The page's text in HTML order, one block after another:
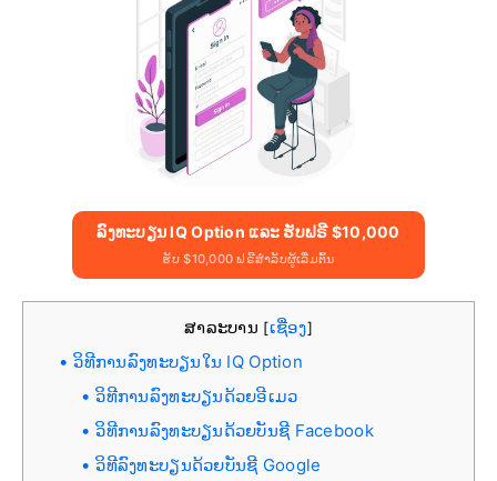
ລົງທະບຽນ IQ Option ແລະ ຮັບຟຣີ $10,000
ຮັບ $10,000 ຟຣີສຳລັບຜູ້ເລີ່ມຕົ້ນ
ສາລະບານ [ເຊື່ອງ]
ວິທີການລົງທະບຽນໃນ IQ Option
ວິທີການລົງທະບຽນດ້ວຍອີເມວ
ວິທີການລົງທະບຽນດ້ວຍບັນຊີ Facebook
ວິທີລົງທະບຽນດ້ວຍບັນຊີ Google